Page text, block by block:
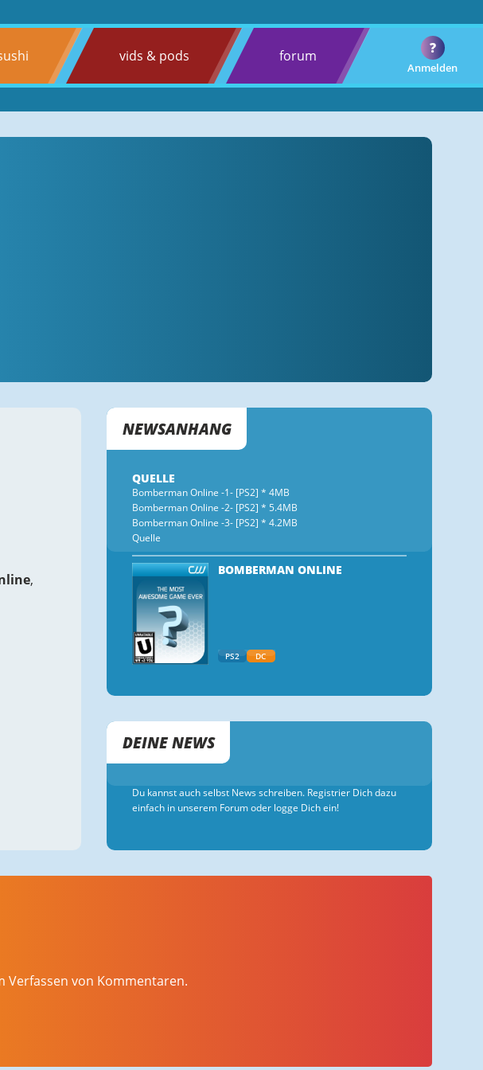
vids & pods forum
Anmelden
?
,
NEWSANHANG
QUELLE
Bomberman Online -1- [PS2] * 4MB
Bomberman Online -2- [PS2] * 5.4MB
Bomberman Online -3- [PS2] * 4.2MB
Quelle
BOMBERMAN ONLINE
PS2 DC
DEINE NEWS
Du kannst auch selbst News schreiben. Registrier Dich dazu
einfach in unserem Forum oder logge Dich ein!
Verfassen von Kommentaren.